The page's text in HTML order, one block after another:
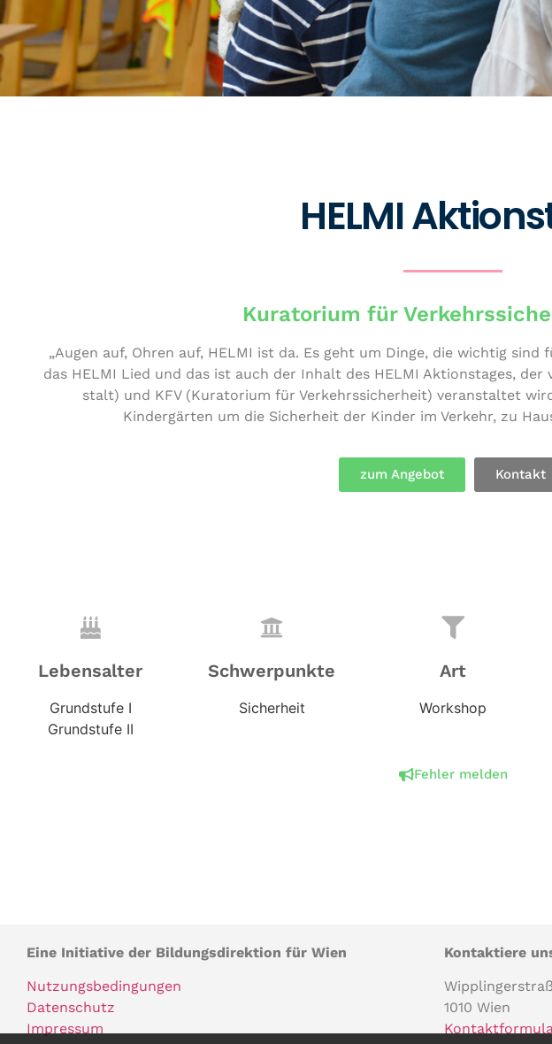
HELMI
Kuratorium für
„Augen auf, Ohren auf, HELMI ist da. Es geht um Dinge, die wichtig
das HELMI Lied und das ist auch der Inhalt des HELMI Akti­ons­ta­ges,
stalt) und KFV (Kura­to­ri­um für Ver­kehrs­si­cher­heit) ver­an­stal­tet
Kindergärten um die Sicher­heit der Kinder im Verkehr, zu
zum Angebot Kontakt
Lebensalter
Grundstufe I
Grundstufe II
Schwerpunkte
Sicherheit
Art
Workshop
Fehler melden
Eine Initiative der Bildungsdirektion für Wien
Nutzungsbedingungen
Datenschutz
Impressum
Kontaktiere
1010 Wien